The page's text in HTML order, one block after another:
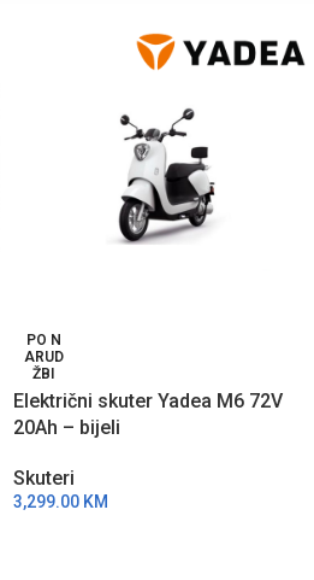
PO N
ARUD
ŽBI
Električni skuter Yadea M6 72V
20Ah – bijeli
Skuteri
3,299.00 KM